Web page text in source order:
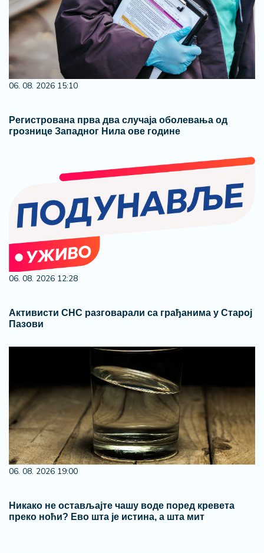
06. 08. 2026 15:10
Регистрована прва два случаја оболевања од
грознице Западног Нила ове године
06. 08. 2026 12:28
Активисти СНС разговарали са грађанима у Старој
Пазови
06. 08. 2026 19:00
Никако не остављајте чашу воде поред кревета
преко ноћи? Ево шта је истина, а шта мит